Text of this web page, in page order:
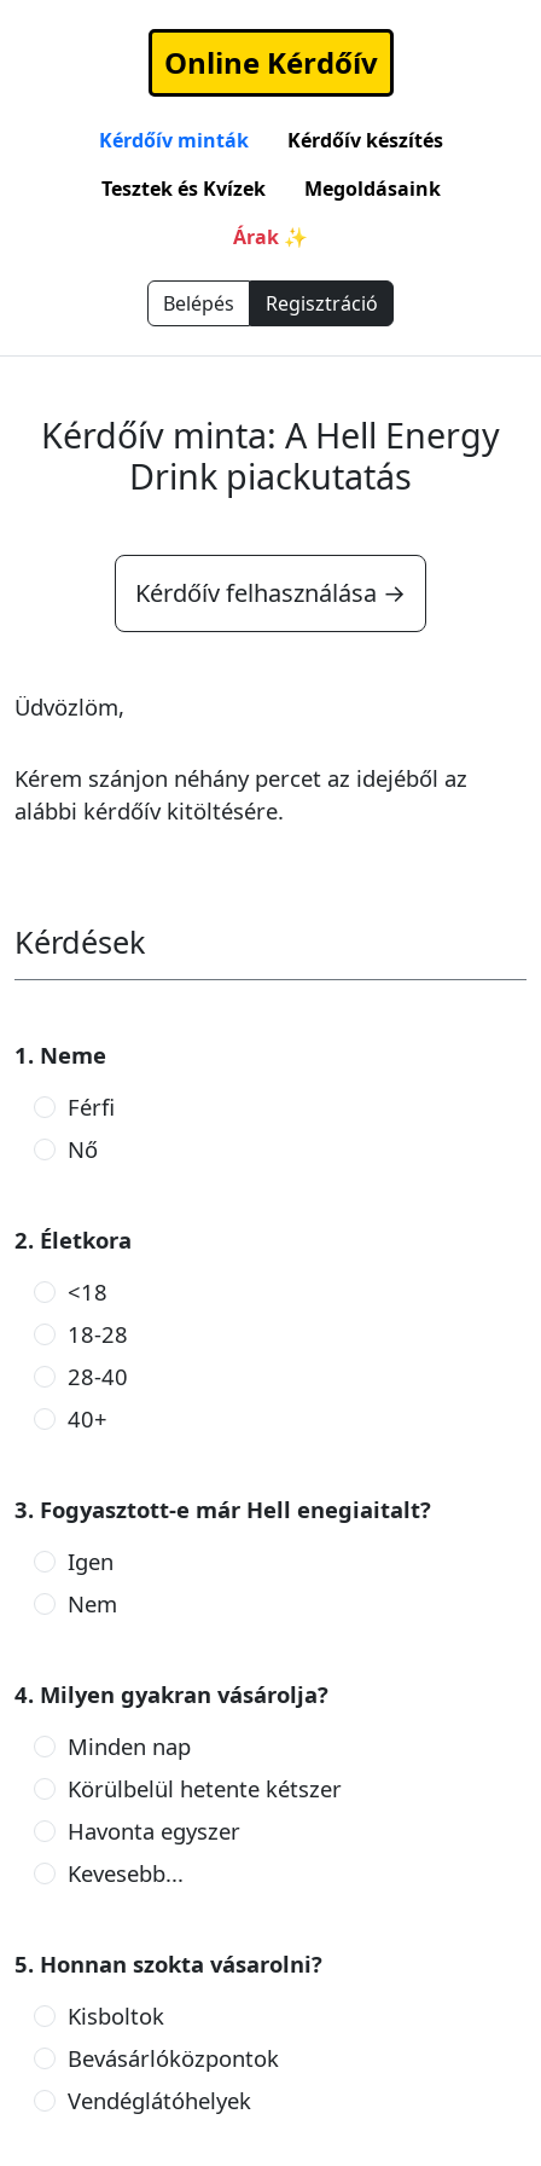
Online Kérdőív
Kérdőív minták
Kérdőív készítés
Tesztek és Kvízek
Megoldásaink
Árak ✨
Belépés Regisztráció
Kérdőív minta: A Hell Energy
Drink piackutatás
Kérdőív felhasználása →
Üdvözlöm,
Kérem szánjon néhány percet az idejéből az
alábbi kérdőív kitöltésére.
Kérdések
1. Neme
Férfi
Nő
2. Életkora
<18
18-28
28-40
40+
3. Fogyasztott-e már Hell enegiaitalt?
Igen
Nem
4. Milyen gyakran vásárolja?
Minden nap
Körülbelül hetente kétszer
Havonta egyszer
Kevesebb...
5. Honnan szokta vásarolni?
Kisboltok
Bevásárlóközpontok
Vendéglátóhelyek